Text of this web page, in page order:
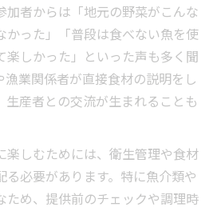
加者からは「地元の野菜がこんな
かった」「普段は食べない魚を使
楽しかった」といった声も多く聞
漁業関係者が直接食材の説明をし
生産者との交流が生まれることも
楽しむためには、衛生管理や食材
る必要があります。特に魚介類や
ため、提供前のチェックや調理時